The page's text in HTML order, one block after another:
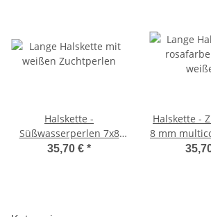
Halskette -
Süßwasserperlen 7x8
mm multicolor, Länge
35,70 € *
Halskette -
8 mm
/